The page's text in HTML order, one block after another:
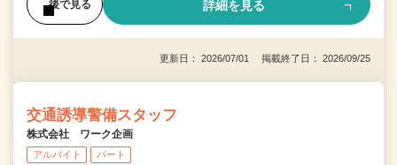
後で見る 詳細を見る
更新日： 2026/07/01 掲載終了日： 2026/09/25
交通誘導警備スタッフ
株式会社 ワーク企画
アルバイト パート